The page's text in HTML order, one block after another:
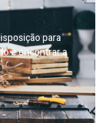
para
e encontrar a